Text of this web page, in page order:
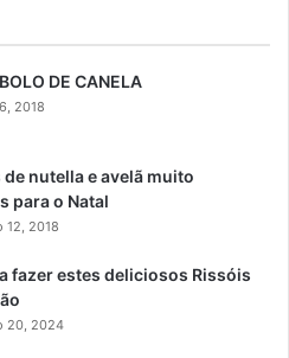
DE CANELA
2018
nutella e avelã muito
para o Natal
12, 2018
fazer estes deliciosos Rissóis
20, 2024